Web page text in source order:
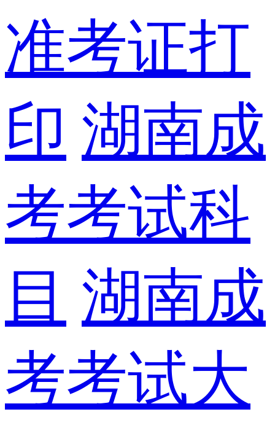
准考证打
印 湖南成
考考试科
目 湖南成
考考试大